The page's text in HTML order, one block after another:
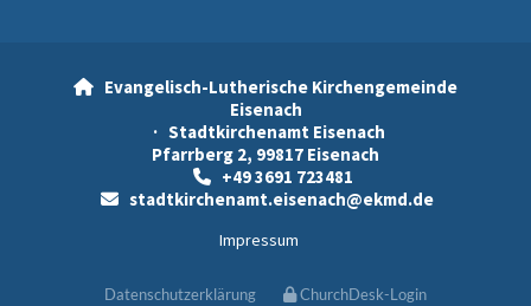

Evangelisch-Lutherische Kirchengemeinde
Eisenach
· Stadtkirchenamt Eisenach
Pfarrberg 2, 99817 Eisenach
+49 3691 723481
 stadtkirchenamt.eisenach@ekmd.de
Impressum
Datenschutzerklärung ChurchDesk-Login